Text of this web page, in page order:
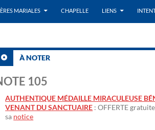
MARIALES
CHAPELLE LIENS
À NOTER
105
AUTHENTIQUE MÉDAILLE MIRACULEUSE
VENANT DU SANCTUAIRE : OFFERTE
sa notice